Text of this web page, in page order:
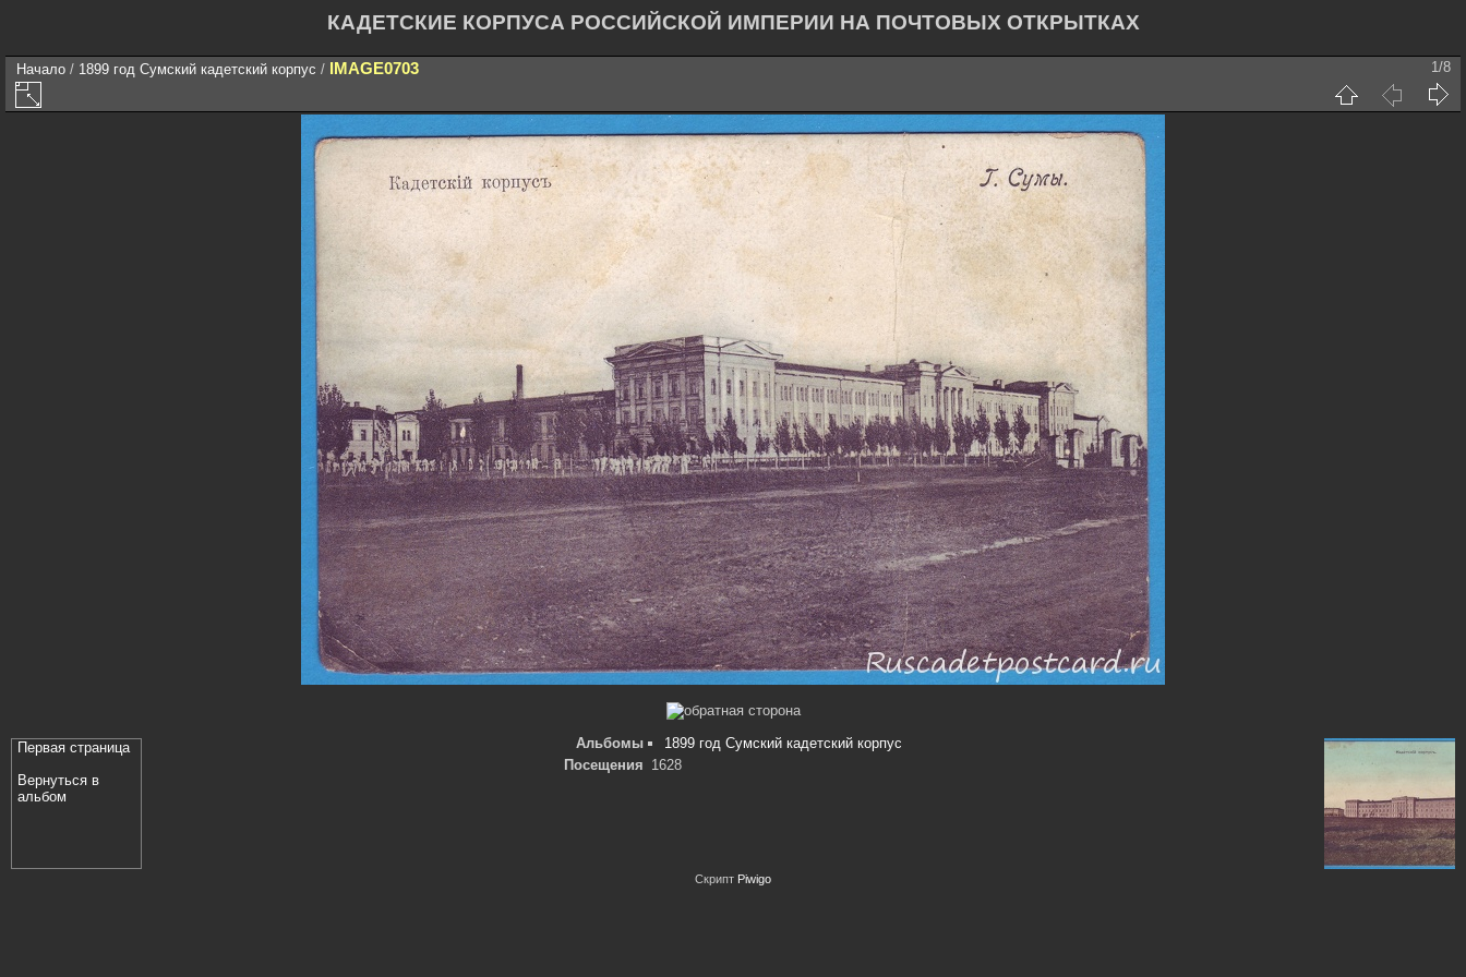
КАДЕТСКИЕ КОРПУСА РОССИЙСКОЙ ИМПЕРИИ НА ПОЧТОВЫХ ОТКРЫТКАХ
Начало / 1899 год Сумский кадетский корпус / IMAGE0703 1/8
Первая страница
Вернуться в
альбом
Альбомы
1899 год Сумский кадетский корпус
Посещения 1628
Скрипт Piwigo